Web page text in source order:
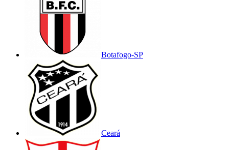
Botafogo-SP
Ceará